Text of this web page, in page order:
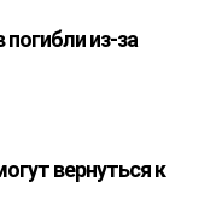
из-за
вернуться к